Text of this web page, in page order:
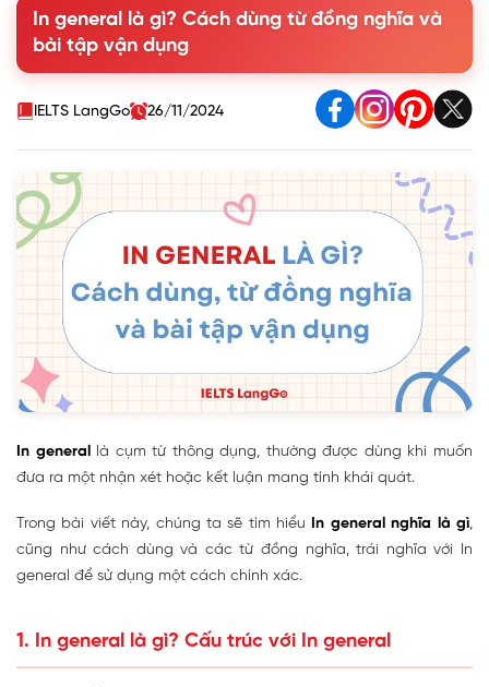
2. Từ đồng nghĩa với In general
3. Từ trái nghĩa với In general
4. Bài tập vận dụng cách dùng In general
In general là gì? Cách dùng từ đồng nghĩa và
bài tập vận dụng
IELTS LangGo 26/11/2024
In general
là cụm từ thông dụng, thường được dùng khi muốn
đưa ra một nhận xét hoặc kết luận mang tính khái quát.
Trong bài viết này, chúng ta sẽ tìm hiểu In general nghĩa là gì,
cũng như cách dùng và các từ đồng nghĩa, trái nghĩa với In
general để sử dụng một cách chính xác.
1. In general là gì? Cấu trúc với In general